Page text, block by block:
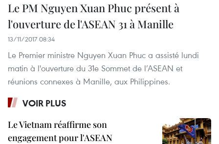
Le PM Nguyen Xuan Phuc présent à
l'ouverture de l'ASEAN 31 à Manille
13/11/2017 08:34
Le Premier ministre Nguyen Xuan Phuc a assisté lundi
matin à l'ouverture du 31e Sommet de l’ASEAN et
réunions connexes à Manille, aux Philippines.
VOIR PLUS
Le Vietnam réaffirme son
engagement pour l'ASEAN